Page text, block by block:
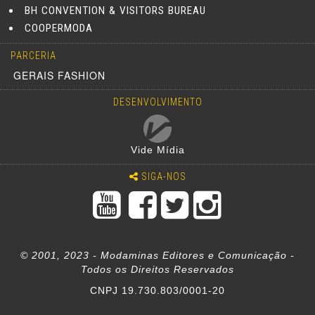
BH CONVENTION & VISITORS BUREAU
COOPERMODA
PARCERIA
GERAIS FASHION
DESENVOLVIMENTO
Vide Mídia
SIGA-NOS
© 2001, 2023 - Modaminas Editores e Comunicação -
Todos os Direitos Reservados
CNPJ 19.730.803/0001-20